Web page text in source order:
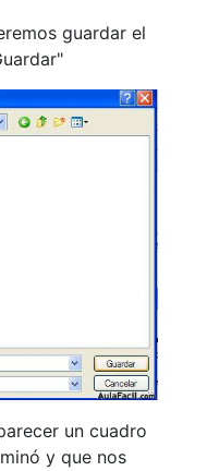
guardar el
un cuadro
y que nos